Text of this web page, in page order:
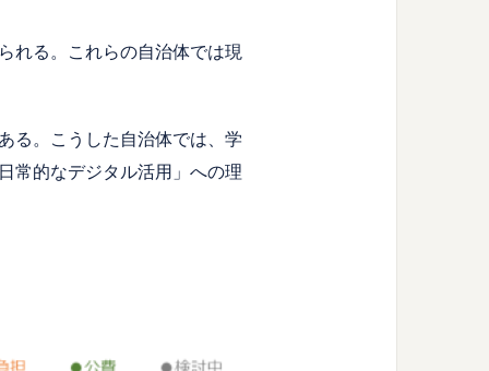
れる。これらの自治体では現
る。こうした自治体では、学
常的なデジタル活用」への理